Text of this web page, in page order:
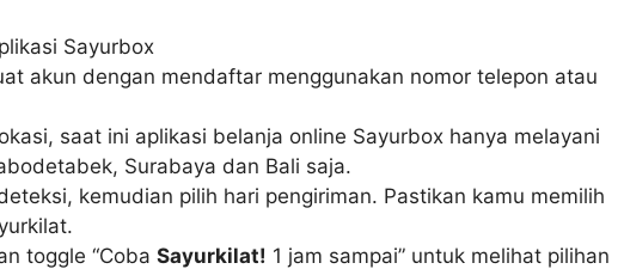
Sayurbox
akun dengan mendaftar menggunakan nomor telepon atau
saat ini aplikasi belanja online Sayurbox hanya melayani
Surabaya dan Bali saja.
kemudian pilih hari pengiriman. Pastikan kamu memilih
toggle “Coba Sayurkilat! 1 jam sampai” untuk melihat pilihan